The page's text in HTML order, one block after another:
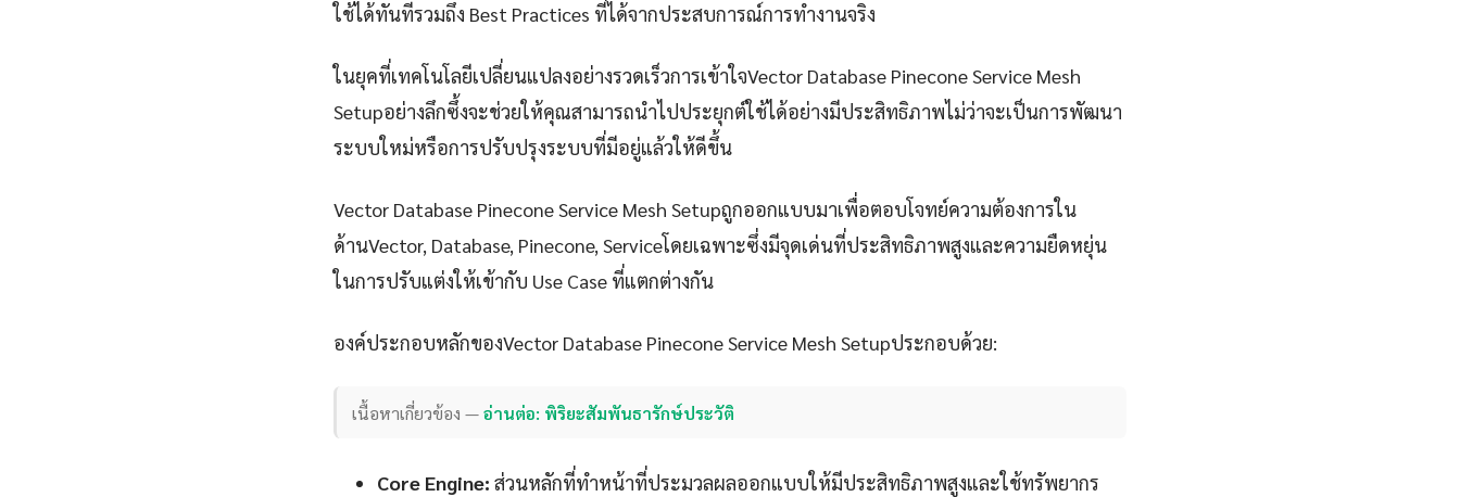
ใช้ได้ทันทีรวมถึง Best Practices ที่ได้จากประสบการณ์การทำงานจริง
ในยุคที่เทคโนโลยีเปลี่ยนแปลงอย่างรวดเร็วการเข้าใจVector Database Pinecone Service Mesh
Setupอย่างลึกซึ้งจะช่วยให้คุณสามารถนำไปประยุกต์ใช้ได้อย่างมีประสิทธิภาพไม่ว่าจะเป็นการพัฒนา
ระบบใหม่หรือการปรับปรุงระบบที่มีอยู่แล้วให้ดีขึ้น
Vector Database Pinecone Service Mesh Setupถูกออกแบบมาเพื่อตอบโจทย์ความต้องการใน
ด้านVector, Database, Pinecone, Serviceโดยเฉพาะซึ่งมีจุดเด่นที่ประสิทธิภาพสูงและความยืดหยุ่น
ในการปรับแต่งให้เข้ากับ Use Case ที่แตกต่างกัน
องค์ประกอบหลักของVector Database Pinecone Service Mesh Setupประกอบด้วย:
เนื้อหาเกี่ยวข้อง —อ่านต่อ: พิริยะสัมพันธารักษ์ประวัติ
Core Engine: ส่วนหลักที่ทำหน้าที่ประมวลผลออกแบบให้มีประสิทธิภาพสูงและใช้ทรัพยากร